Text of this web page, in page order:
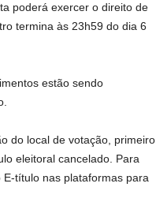
poderá exercer o direito de
termina às 23h59 do dia 6
estão sendo
do local de votação, primeiro
eleitoral cancelado. Para
título nas plataformas para